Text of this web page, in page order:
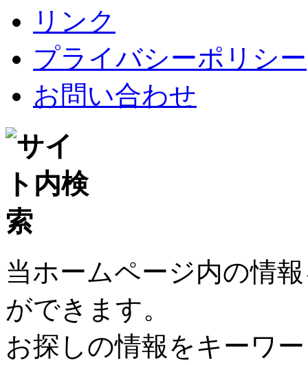
リンク
プライバシーポリシー
お問い合わせ
当ホームページ内の情
ができます。
お探しの情報をキーワ